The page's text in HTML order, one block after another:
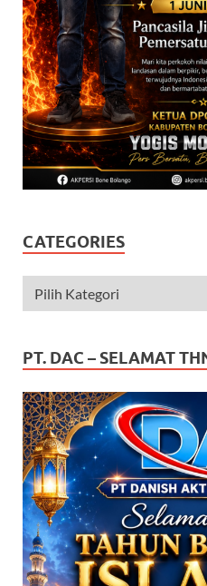
CATEGORIES
PT. DAC – SELAMAT